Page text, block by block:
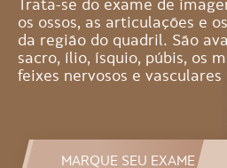
Trata-se do exame de
os ossos, as articulações e
da região do quadril. São
sacro, ílio, ísquio, púbis, os
feixes nervosos e
MARQUE SEU EXAME